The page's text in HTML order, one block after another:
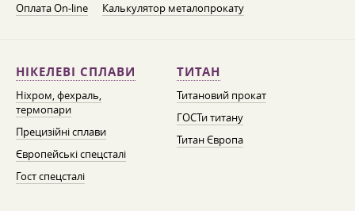
Оплата On-line
Калькулятор металопрокату
НІКЕЛЕВІ СПЛАВИ
Ніхром, фехраль,
термопари
Прецизійні сплави
Європейські спецсталі
Гост спецсталі
ТИТАН
Титановий прокат
ГОСТи титану
Титан Європа